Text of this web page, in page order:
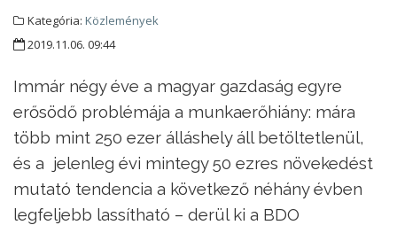
Kategória: Közlemények
2019.11.06. 09:44
Immár négy éve a magyar gazdaság egyre
erősödő problémája a munkaerőhiány: mára
több mint 250 ezer álláshely áll betöltetlenül,
és a jelenleg évi mintegy 50 ezres növekedést
mutató tendencia a következő néhány évben
legfeljebb lassítható – derül ki a BDO